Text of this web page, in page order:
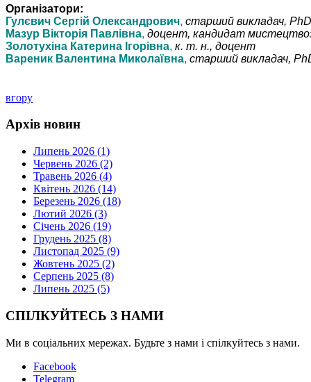
Організатори:
Гулєвич Сергій Олександрович, старший викладач,
Мазур Вікторія Павлівна, доцент, кандидат
Золотухіна Катерина Ігорівна, к. т. н., доцент
Вареник Валентина Миколаївна, старший викладач,
вгору
Архів новин
Липень 2026 (1)
Червень 2026 (2)
Травень 2026 (4)
Квітень 2026 (14)
Березень 2026 (18)
Лютий 2026 (3)
Січень 2026 (19)
Грудень 2025 (8)
Листопад 2025 (9)
Жовтень 2025 (2)
Серпень 2025 (8)
Липень 2025 (5)
СПІЛКУЙТЕСЬ З НАМИ
Ми в соціальних мережах. Будьте з нами і спілкуйтесь з нами.
Facebook
Telegram